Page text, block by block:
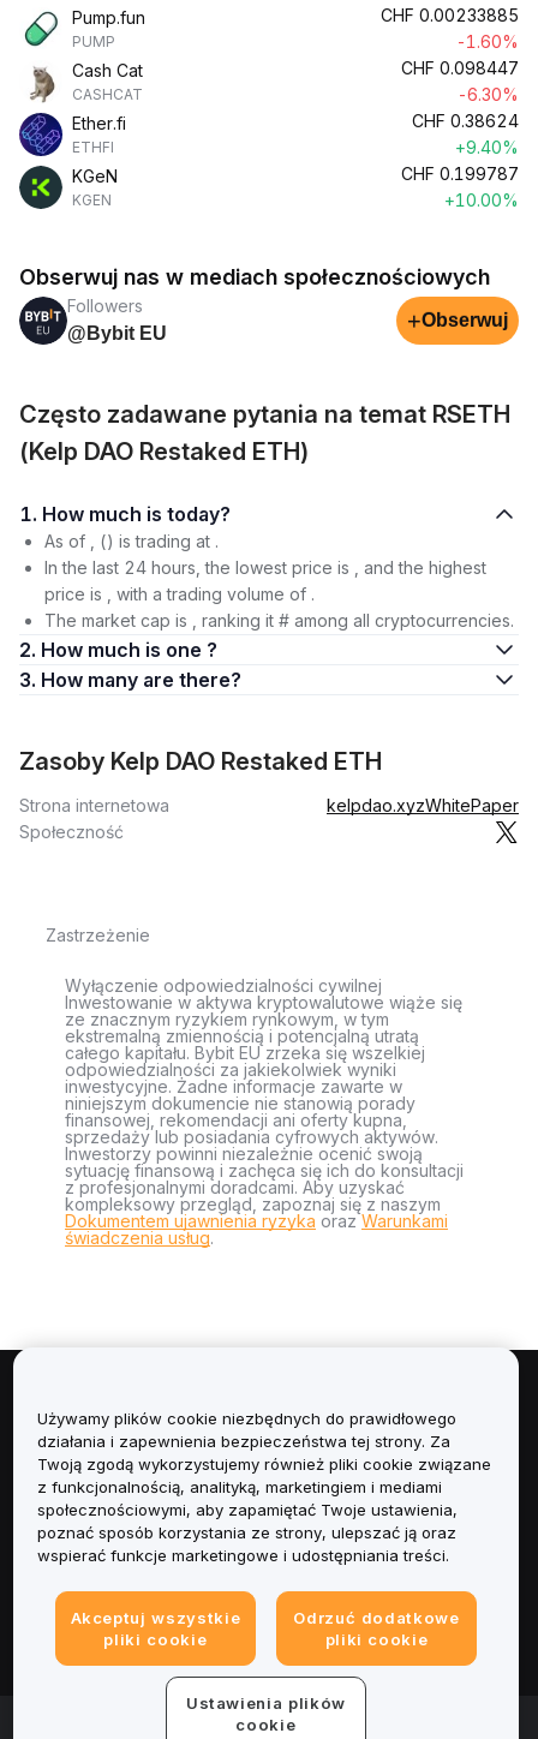
Pump.fun
PUMP
CHF 0.00233885
-1.60%
Cash Cat
CASHCAT
CHF 0.098447
-6.30%
Ether.fi
ETHFI
CHF 0.38624
+9.40%
KGeN
KGEN
CHF 0.199787
+10.00%
Obserwuj nas w mediach społecznościowych
Followers
@Bybit EU
+Obserwuj
Często zadawane pytania na temat RSETH
(Kelp DAO Restaked ETH)
1. How much is today?
As of , () is trading at .
In the last 24 hours, the lowest price is , and the highest
price is , with a trading volume of .
The market cap is , ranking it # among all cryptocurrencies.
2. How much is one ?
3. How many are there?
Zasoby Kelp DAO Restaked ETH
Strona internetowa kelpdao.xyzWhitePaper
Społeczność
Zastrzeżenie
Wyłączenie odpowiedzialności cywilnej
Inwestowanie w aktywa kryptowalutowe wiąże się
ze znacznym ryzykiem rynkowym, w tym
ekstremalną zmiennością i potencjalną utratą
całego kapitału. Bybit EU zrzeka się wszelkiej
odpowiedzialności za jakiekolwiek wyniki
inwestycyjne. Żadne informacje zawarte w
niniejszym dokumencie nie stanowią porady
finansowej, rekomendacji ani oferty kupna,
sprzedaży lub posiadania cyfrowych aktywów.
Inwestorzy powinni niezależnie ocenić swoją
sytuację finansową i zachęca się ich do konsultacji
z profesjonalnymi doradcami. Aby uzyskać
kompleksowy przegląd, zapoznaj się z naszym
Dokumentem ujawnienia ryzyka orazWarunkami
świadczenia usług.
Informacje
Usługi
Obsługa Klienta
Informacje prawne
© 2025-2026 Bybit.eu. All rights reserved.
Używamy plików cookie niezbędnych do prawidłowego
działania i zapewnienia bezpieczeństwa tej strony. Za
Twoją zgodą wykorzystujemy również pliki cookie związane
z funkcjonalnością, analityką, marketingiem i mediami
społecznościowymi, aby zapamiętać Twoje ustawienia,
poznać sposób korzystania ze strony, ulepszać ją oraz
wspierać funkcje marketingowe i udostępniania treści.
Akceptuj wszystkie
pliki cookie
Odrzuć dodatkowe
pliki cookie
Ustawienia plików
cookie